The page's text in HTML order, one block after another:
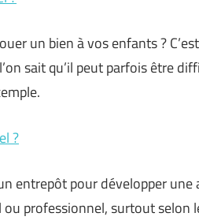
un bien à vos enfants ?
sait qu’il peut parfois être
?
entrepôt pour développer
professionnel, surtout selon